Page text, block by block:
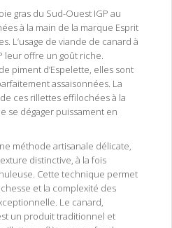
gras du Sud-Ouest IGP au
à la main de la marque Esprit
L’usage de viande de canard à
leur offre un goût riche.
piment d’Espelette, elles sont
assaisonnées. La
ces rillettes effilochées à la
se dégager puissament en
méthode artisanale délicate,
distinctive, à la fois
Cette technique permet
et la complexité des
Le canard,
un produit traditionnel et